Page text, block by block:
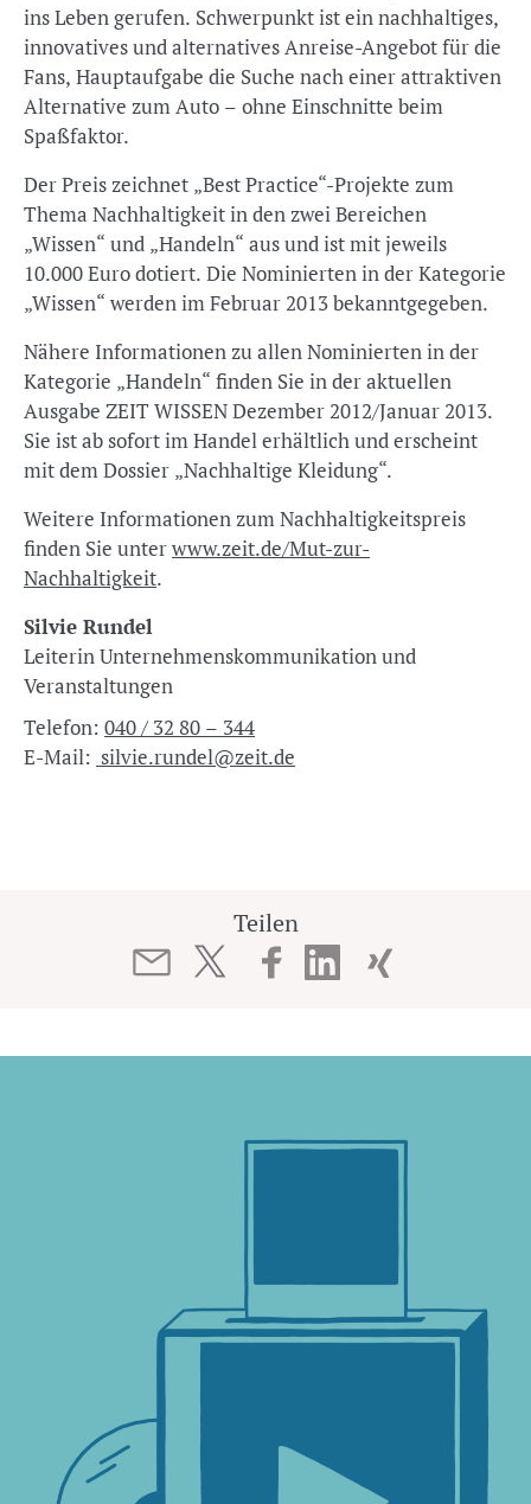
ins Leben gerufen. Schwerpunkt ist ein nachhaltiges,
innovatives und alternatives Anreise-Angebot für die
Fans, Hauptaufgabe die Suche nach einer attraktiven
Alternative zum Auto – ohne Einschnitte beim
Spaßfaktor.
Der Preis zeichnet „Best Practice“-Projekte zum
Thema Nachhaltigkeit in den zwei Bereichen
„Wissen“ und „Handeln“ aus und ist mit jeweils
10.000 Euro dotiert. Die Nominierten in der Kategorie
„Wissen“ werden im Februar 2013 bekanntgegeben.
Nähere Informationen zu allen Nominierten in der
Kategorie „Handeln“ finden Sie in der aktuellen
Ausgabe ZEIT WISSEN Dezember 2012/Januar 2013.
Sie ist ab sofort im Handel erhältlich und erscheint
mit dem Dossier „Nachhaltige Kleidung“.
Weitere Informationen zum Nachhaltigkeitspreis
finden Sie unterwww.zeit.de/Mut-zur-
Nachhaltigkeit.
Silvie Rundel
Leiterin Unternehmenskommunikation und
Veranstaltungen
Telefon: 040 / 32 80 – 344
E-Mail: silvie.rundel@zeit.de
Teilen